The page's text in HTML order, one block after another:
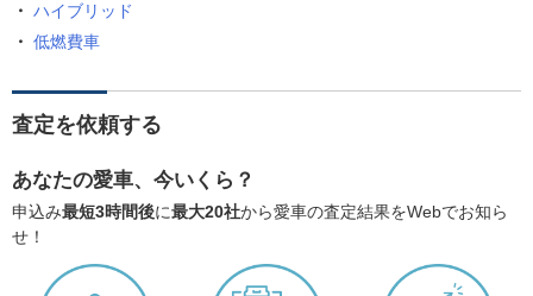
ハイブリッド
低燃費車
査定を依頼する
あなたの愛車、今いくら？
申込み最短3時間後に最大20社から愛車の査定結果をWebでお知ら
せ！